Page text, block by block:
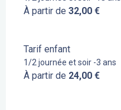
À partir de 32,00 €
Tarif enfant
1/2 journée et soir -3 ans
À partir de 24,00 €